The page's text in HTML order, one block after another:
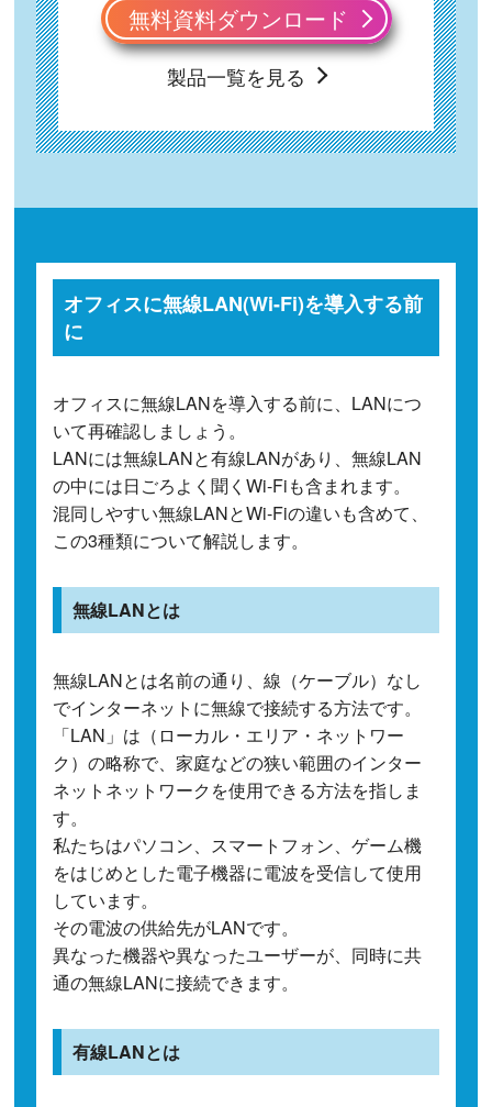
無料資料ダウンロード
製品一覧を見る
オフィスに無線LAN(Wi-Fi)を導入する前
に
オフィスに無線LANを導入する前に、LANにつ
いて再確認しましょう。
LANには無線LANと有線LANがあり、無線LAN
の中には日ごろよく聞くWi-Fiも含まれます。
混同しやすい無線LANとWi-Fiの違いも含めて、
この3種類について解説します。
無線LANとは
無線LANとは名前の通り、線（ケーブル）なし
でインターネットに無線で接続する方法です。
「LAN」は（ローカル・エリア・ネットワー
ク）の略称で、家庭などの狭い範囲のインター
ネットネットワークを使用できる方法を指しま
す。
私たちはパソコン、スマートフォン、ゲーム機
をはじめとした電子機器に電波を受信して使用
しています。
その電波の供給先がLANです。
異なった機器や異なったユーザーが、同時に共
通の無線LANに接続できます。
有線LANとは